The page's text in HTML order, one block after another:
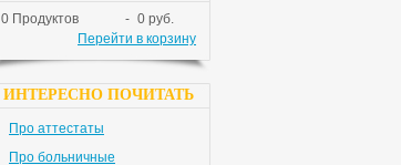
0 Продуктов - 0 руб.
Перейти в корзину
ИНТЕРЕСНО ПОЧИТАТЬ
Про аттестаты
Про больничные